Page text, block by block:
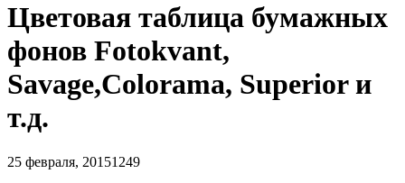
Цветовая таблица бумажных
фонов Fotokvant,
Savage,Colorama, Superior и
т.д.
25 февраля, 20151249